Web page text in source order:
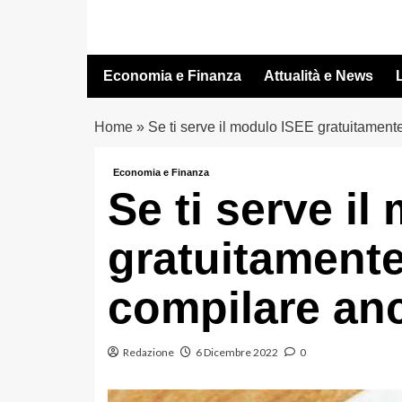
contenuto
Economia e Finanza Attualità e News
Home» Se ti serve il modulo ISEE
Economia e Finanza
Se ti serve il
compilare
Redazione 6 Dicembre 2022 0